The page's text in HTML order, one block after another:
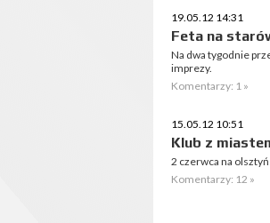
19.05.12 14:31
Feta na
Na dwa tygodnie
imprezy.
Komentarzy: 1 »
15.05.12 10:51
Klub z
2 czerwca na
Komentarzy: 12 »